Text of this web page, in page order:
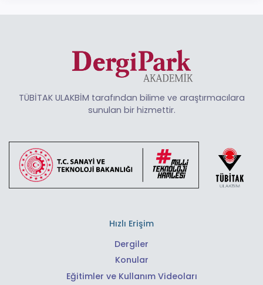
TÜBİTAK ULAKBİM tarafından bilime ve araştırmacılara
sunulan bir hizmettir.
Hızlı Erişim
Dergiler
Konular
Eğitimler ve Kullanım Videoları